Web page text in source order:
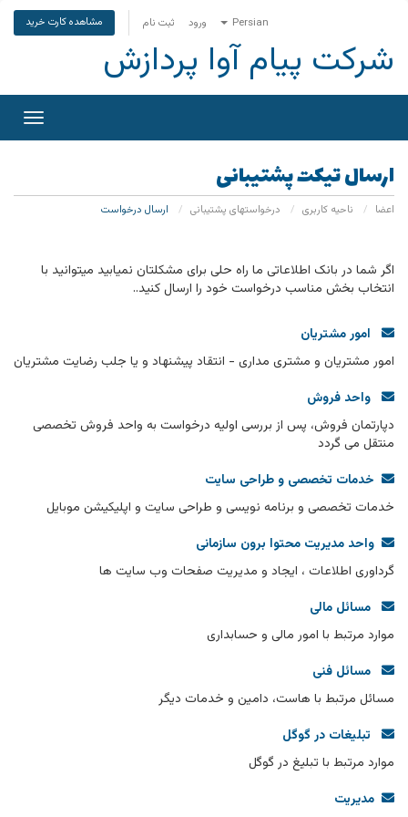
Persian ورود ثبت نام مشاهده کارت خرید
شرکت پیام آوا پردازش
تغییر
ارسال تیکت پشتیبانی
اعضا ناحیه کاربری درخواستهای پشتیبانی ارسال درخواست
اگر شما در بانک اطلاعاتی ما راه حلی برای مشکلتان نمیابید میتوانید با
انتخاب بخش مناسب درخواست خود را ارسال کنید..
امور مشتریان
امور مشتریان و مشتری مداری - انتقاد پیشنهاد و یا جلب رضایت مشتریان
واحد فروش
دپارتمان فروش، پس از بررسی اولیه درخواست به واحد فروش تخصصی
منتقل می گردد
خدمات تخصصی و طراحی سایت
خدمات تخصصی و برنامه نویسی و طراحی سایت و اپلیکیشن موبایل
واحد مدیریت محتوا برون سازمانی
گرداوری اطلاعات ، ایجاد و مدیریت صفحات وب سایت ها
مسائل مالی
موارد مرتبط با امور مالی و حسابداری
مسائل فنی
مسائل مرتبط با هاست، دامین و خدمات دیگر
تبلیغات در گوگل
موارد مرتبط با تبلیغ در گوگل
مدیریت